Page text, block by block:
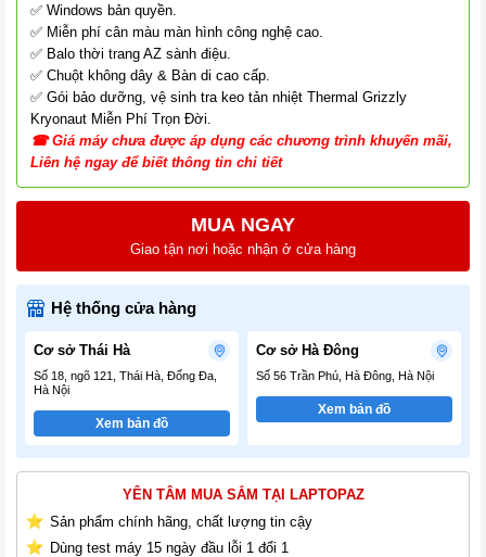
✅ Windows bản quyền.
✅ Miễn phí cân màu màn hình công nghệ cao.
✅ Balo thời trang AZ sành điệu.
✅ Chuột không dây & Bàn di cao cấp.
✅ Gói bảo dưỡng, vệ sinh tra keo tản nhiệt Thermal Grizzly
Kryonaut Miễn Phí Trọn Đời.
☎Giá máy chưa được áp dụng các chương trình khuyến mãi,
Liên hệ ngay để biết thông tin chi tiết
MUA NGAY
Giao tận nơi hoặc nhận ở cửa hàng
Hệ thống cửa hàng
Cơ sở Thái Hà
Số 18, ngõ 121, Thái Hà, Đống Đa,
Hà Nội
Xem bản đồ
Cơ sở Hà Đông
Số 56 Trần Phú, Hà Đông, Hà Nội
Xem bản đồ
YÊN TÂM MUA SẮM TẠI LAPTOPAZ
Sản phẩm chính hãng, chất lượng tin cậy
Dùng test máy 15 ngày đầu lỗi 1 đổi 1